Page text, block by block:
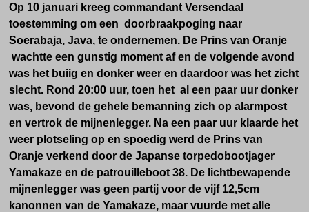
Op 10 januari kreeg commandant Versendaal
toestemming om een doorbraakpoging naar
Soerabaja, Java, te ondernemen. De Prins van Oranje
wachtte een gunstig moment af en de volgende avond
was het buiig en donker weer en daardoor was het zicht
slecht. Rond 20:00 uur, toen het al een paar uur donker
was, bevond de gehele bemanning zich op alarmpost
en vertrok de mijnenlegger. Na een paar uur klaarde het
weer plotseling op en spoedig werd de Prins van
Oranje verkend door de Japanse torpedobootjager
Yamakaze en de patrouilleboot 38. De lichtbewapende
mijnenlegger was geen partij voor de vijf 12,5cm
kanonnen van de Yamakaze, maar vuurde met alle